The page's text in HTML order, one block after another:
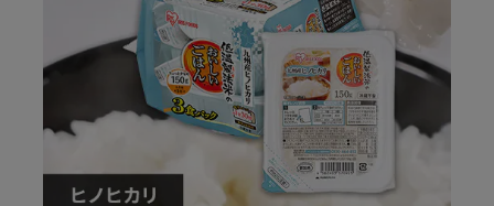
カートに入れる 購入手続きへ